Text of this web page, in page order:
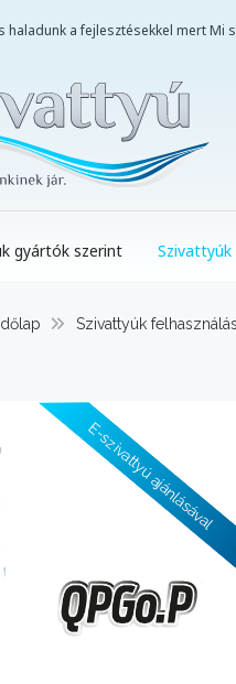
haladunk a fejlesztésekkel mert Mi
gyártók szerint
Szivattyúk
E-szivattyú ajánlásával